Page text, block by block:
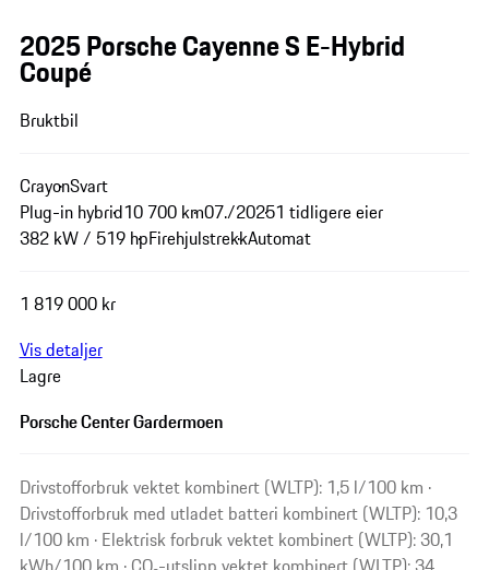
2025 Porsche Cayenne S E-Hybrid
Coupé
Bruktbil
CrayonSvart
Plug-in hybrid10 700 km07./20251 tidligere eier
382 kW / 519 hpFirehjulstrekkAutomat
1 819 000 kr
Vis detaljer
Lagre
Porsche Center Gardermoen
Drivstofforbruk vektet kombinert (WLTP): 1,5 l/100 km ·
Drivstofforbruk med utladet batteri kombinert (WLTP): 10,3
l/100 km · Elektrisk forbruk vektet kombinert (WLTP): 30,1